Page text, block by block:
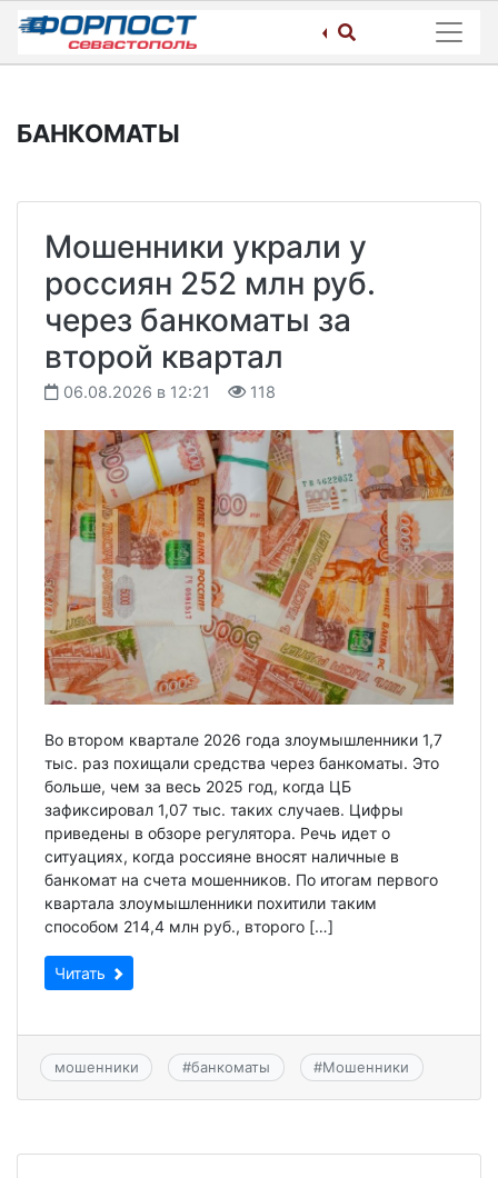
Skip
content
БАНКОМАТЫ
Мошенники украли у
россиян 252 млн руб.
через банкоматы за
второй квартал
06.08.2026 в 12:21 118
Во втором квартале 2026 года злоумышленники 1,7
тыс. раз похищали средства через банкоматы. Это
больше, чем за весь 2025 год, когда ЦБ
зафиксировал 1,07 тыс. таких случаев. Цифры
приведены в обзоре регулятора. Речь идет о
ситуациях, когда россияне вносят наличные в
банкомат на счета мошенников. По итогам первого
квартала злоумышленники похитили таким
способом 214,4 млн руб., второго […]
Читать
мошенники #банкоматы #Мошенники